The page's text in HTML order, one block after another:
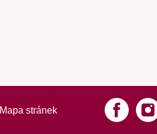
Mapa stránek